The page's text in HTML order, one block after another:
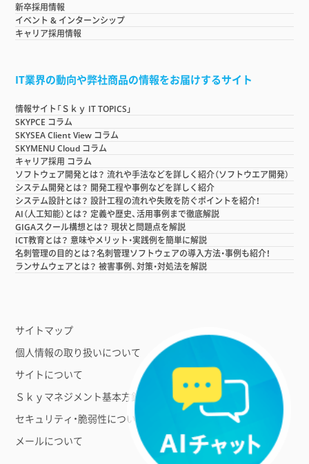
新卒採用情報
イベント & インターンシップ
キャリア採用情報
IT業界の動向や弊社商品の情報をお届けするサイト
情報サイト「Ｓｋｙ IT TOPICS」
SKYPCE コラム
SKYSEA Client View コラム
SKYMENU Cloud コラム
キャリア採用 コラム
ソフトウェア開発とは？ 流れや手法などを詳しく紹介（ソフトウエア開発）
システム開発とは？ 開発工程や事例などを詳しく紹介
システム設計とは？ 設計工程の流れや失敗を防ぐポイントを紹介！
AI（人工知能）とは？ 定義や歴史、活用事例まで徹底解説
GIGAスクール構想とは？ 現状と問題点を解説
ICT教育とは？ 意味やメリット・実践例を簡単に解説
名刺管理の目的とは？名刺管理ソフトウェアの導入方法・事例も紹介！
ランサムウェアとは？ 被害事例、対策・対処法を解説
サイトマップ
個人情報の取り扱いについて
サイトについて
Ｓｋｙマネジメント基本方針
セキュリティ・脆弱性について
メールについて